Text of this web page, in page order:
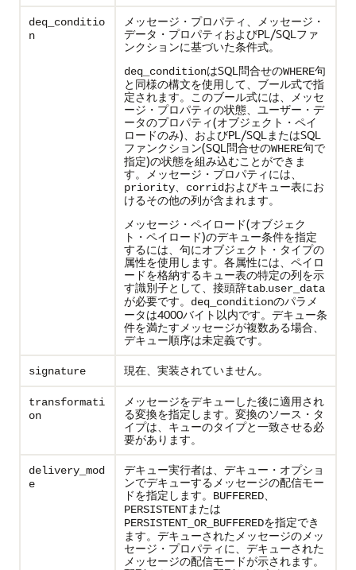
deq_conditio
n
メッセージ・プロパティ、メッセージ・
データ・プロパティおよびPL/SQLファ
ンクションに基づいた条件式。
deq_conditionはSQL問合せのWHERE句
と同様の構文を使用して、ブール式で指
定されます。このブール式には、メッセ
ージ・プロパティの状態、ユーザー・デ
ータのプロパティ(オブジェクト・ペイ
ロードのみ)、およびPL/SQLまたはSQL
ファンクション(SQL問合せのWHERE句で
指定)の状態を組み込むことができま
す。メッセージ・プロパティには、
priority、 corridおよびキュー表にお
けるその他の列が含まれます。
メッセージ・ペイロード(オブジェク
ト・ペイロード)のデキュー条件を指定
するには、句にオブジェクト・タイプの
属性を使用します。各属性には、ペイロ
ードを格納するキュー表の特定の列を示
す識別子として、接頭辞tab.user_data
が必要です。 deq_conditionのパラメ
ータは4000バイト以内です。デキュー条
件を満たすメッセージが複数ある場合、
デキュー順序は未定義です。
signature 現在、実装されていません。
transformati
on
メッセージをデキューした後に適用され
る変換を指定します。変換のソース・タ
イプは、キューのタイプと一致させる必
要があります。
delivery_mod
e
デキュー実行者は、デキュー・オプショ
ンでデキューするメッセージの配信モー
ドを指定します。
BUFFERED、
PERSISTENTまたは
PERSISTENT_OR_BUFFEREDを指定でき
ます。デキューされたメッセージのメッ
セージ・プロパティに、デキューされた
メッセージの配信モードが示されます。